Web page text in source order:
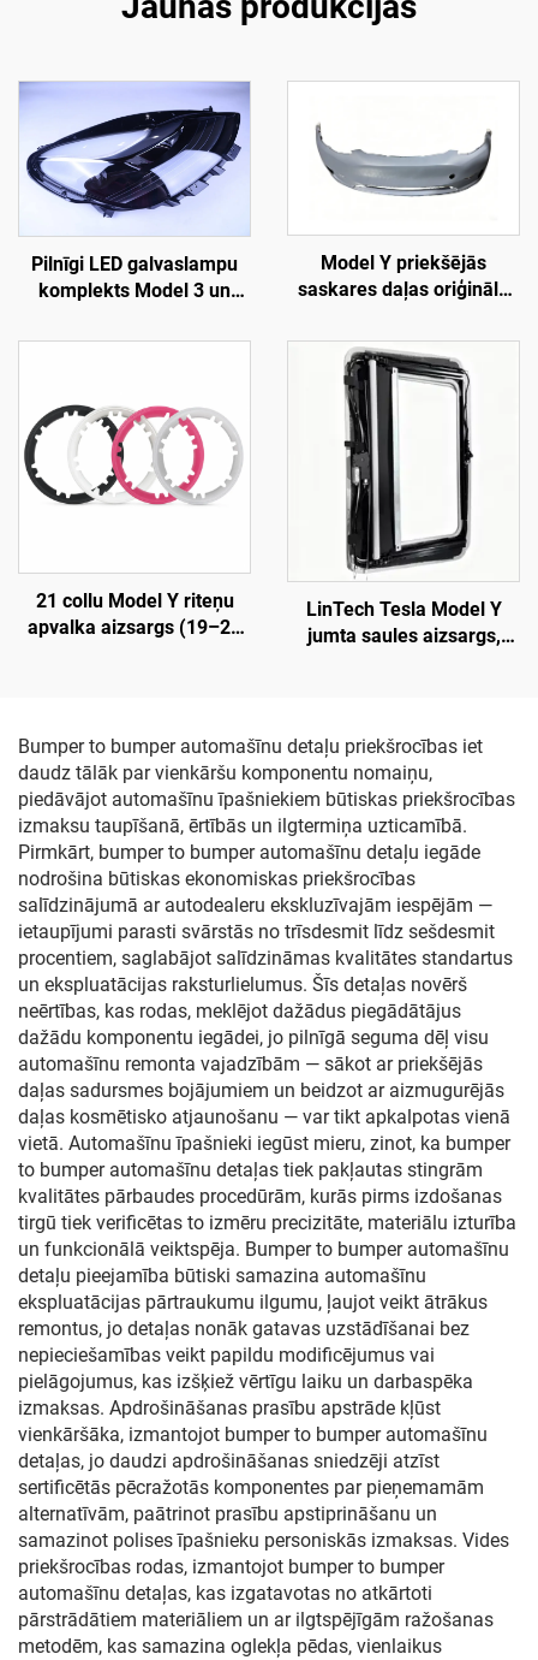
Pilnīgi LED galvaslampu
komplekts Model 3 un
1514952-00-D, 1514952-
galvaslampu aizvietošana
Model Y priekšējās
saskares daļas oriģinālā
C), augstas precizitātes
liešana, gruntēts virsmas
apdare, sav совmestība ar
oriģinālo radaru un
sensoriem, nesabojājoša
uzstādīšana,
remontdarbnīcām un
flotes tehniskajai apkopei
21 collu Model Y riteņu
apvalka aizsargs (19–24
LinTech Tesla Model Y
jumta saules aizsargs,
Bumper to bumper automašīnu detaļu priekšrocības iet
daudz tālāk par vienkāršu komponentu nomaiņu,
piedāvājot automašīnu īpašniekiem būtiskas priekšrocības
izmaksu taupīšanā, ērtībās un ilgtermiņa uzticamībā.
Pirmkārt, bumper to bumper automašīnu detaļu iegāde
nodrošina būtiskas ekonomiskas priekšrocības
salīdzinājumā ar autodealeru ekskluzīvajām iespējām —
ietaupījumi parasti svārstās no trīsdesmit līdz sešdesmit
procentiem, saglabājot salīdzināmas kvalitātes standartus
un ekspluatācijas raksturlielumus. Šīs detaļas novērš
neērtības, kas rodas, meklējot dažādus piegādātājus
dažādu komponentu iegādei, jo pilnīgā seguma dēļ visu
automašīnu remonta vajadzībām — sākot ar priekšējās
daļas sadursmes bojājumiem un beidzot ar aizmugurējās
daļas kosmētisko atjaunošanu — var tikt apkalpotas vienā
vietā. Automašīnu īpašnieki iegūst mieru, zinot, ka bumper
to bumper automašīnu detaļas tiek pakļautas stingrām
kvalitātes pārbaudes procedūrām, kurās pirms izdošanas
tirgū tiek verificētas to izmēru precizitāte, materiālu izturība
un funkcionālā veiktspēja. Bumper to bumper automašīnu
detaļu pieejamība būtiski samazina automašīnu
ekspluatācijas pārtraukumu ilgumu, ļaujot veikt ātrākus
remontus, jo detaļas nonāk gatavas uzstādīšanai bez
nepieciešamības veikt papildu modificējumus vai
pielāgojumus, kas izšķiež vērtīgu laiku un darbaspēka
izmaksas. Apdrošināšanas prasību apstrāde kļūst
vienkāršāka, izmantojot bumper to bumper automašīnu
detaļas, jo daudzi apdrošināšanas sniedzēji atzīst
sertificētās pēcražotās komponentes par pieņemamām
alternatīvām, paātrinot prasību apstiprināšanu un
samazinot polises īpašnieku personiskās izmaksas. Vides
priekšrocības rodas, izmantojot bumper to bumper
automašīnu detaļas, kas izgatavotas no atkārtoti
pārstrādātiem materiāliem un ar ilgtspējīgām ražošanas
metodēm, kas samazina oglekļa pēdas, vienlaikus